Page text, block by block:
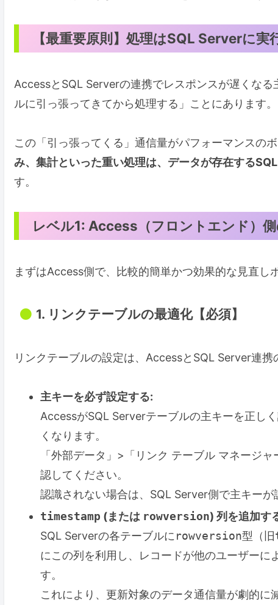
【最重要原則】処理はSQL Serverに実
AccessとSQL Serverの連携でレスポンスが遅くな
ルに引っ張ってきてから処理する」ことにあります。
この「引っ張ってくる」通信量がパフォーマンスの
み、集計といった重い処理は、データが存在する
す。
レベル1: Access（フロントエンド）
まずはAccess側で、比較的簡単かつ効果的な見直し
1. リンクテーブルの最適化【必須】
リンクテーブルの設定は、AccessとSQL Server連携
主キーを必ず設定する:
AccessがSQL Serverテーブルの主キーを正し
くなります。
「外部データ」>「リンク テーブル マネージ
認してください。
認識されない場合は、SQL Server側で主キーが
timestamp (または rowversion) 列を追加す
SQL Serverの各テーブルに rowversion型（旧
にこの列を利用し、レコードが他のユーザーに
す。
これにより、更新対象のデータ通信量が劇的に